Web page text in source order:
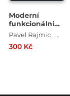
Moderní
funkcionální
analýza s
aplikacemi ve
zpracování
Pavel Rajmic , Ondřej Mokrý , Vítězslav Veselý
300 Kč